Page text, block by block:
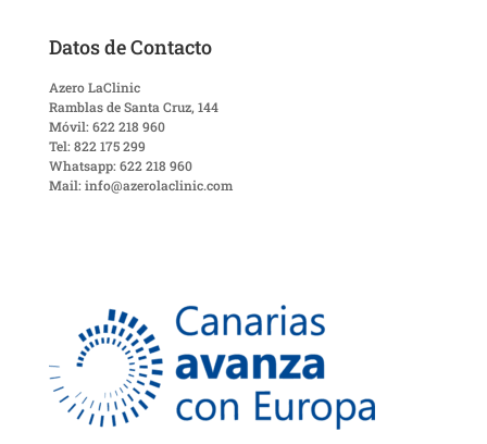
Datos de Contacto
Azero LaClinic
Ramblas de Santa Cruz, 144
Móvil: 622 218 960
Tel: 822 175 299
Whatsapp: 622 218 960
Mail: info@azerolaclinic.com